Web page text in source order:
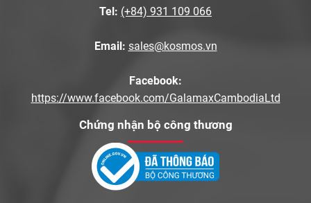
Tel: (+84) 931 109 066
Email: sales@kosmos.vn
Facebook:
https://www.facebook.com/GalamaxCambodiaLtd
Chứng nhận bộ công thương